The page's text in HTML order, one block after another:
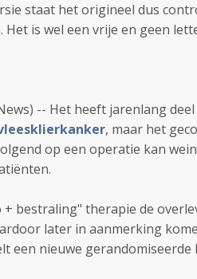
staat het origineel dus
is wel een vrije en geen
-- Het heeft jarenlang
, maar het
op een operatie kan
bestraling" therapie de
later in aanmerking
een nieuwe gerandomiseerde